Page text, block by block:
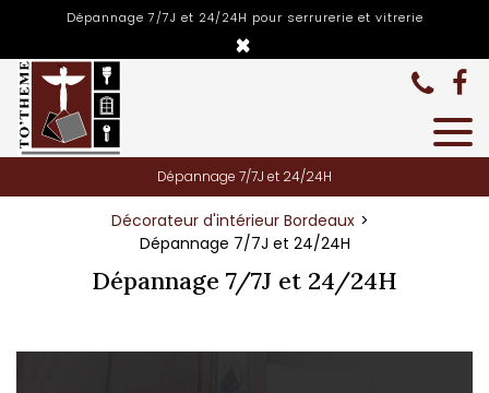
Dépannage 7/7J et 24/24H pour serrurerie et vitrerie
×
Dépannage 7/7J et 24/24H
Décorateur d'intérieur Bordeaux
Dépannage 7/7J et 24/24H
Dépannage 7/7J et 24/24H
Panneau de gestion des cookies